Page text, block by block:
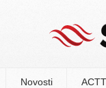
Novosti